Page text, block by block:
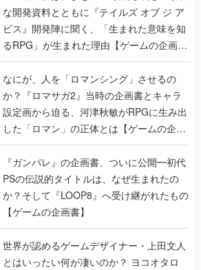
な開発資料とともに『テイルズ オブ ジ ア
ビス』開発陣に聞く、「生まれた意味を知
るRPG」が生まれた理由【ゲームの企画
書】
なにが、人を「ロマンシング」させるの
か？『ロマサガ2』当時の企画書とキャラ
設定画から迫る、河津秋敏がRPGに生み出
した「ロマン」の正体とは【ゲームの企画
書】
『ガンパレ』の企画書、ついに公開━初代
PSの伝説的タイトルは、なぜ生まれたの
か？そして『LOOP8』へ受け継がれたもの
【ゲームの企画書】
世界が認めるゲームデザイナー・上田文人
とはいったい何が凄いのか？ ヨコオタロ